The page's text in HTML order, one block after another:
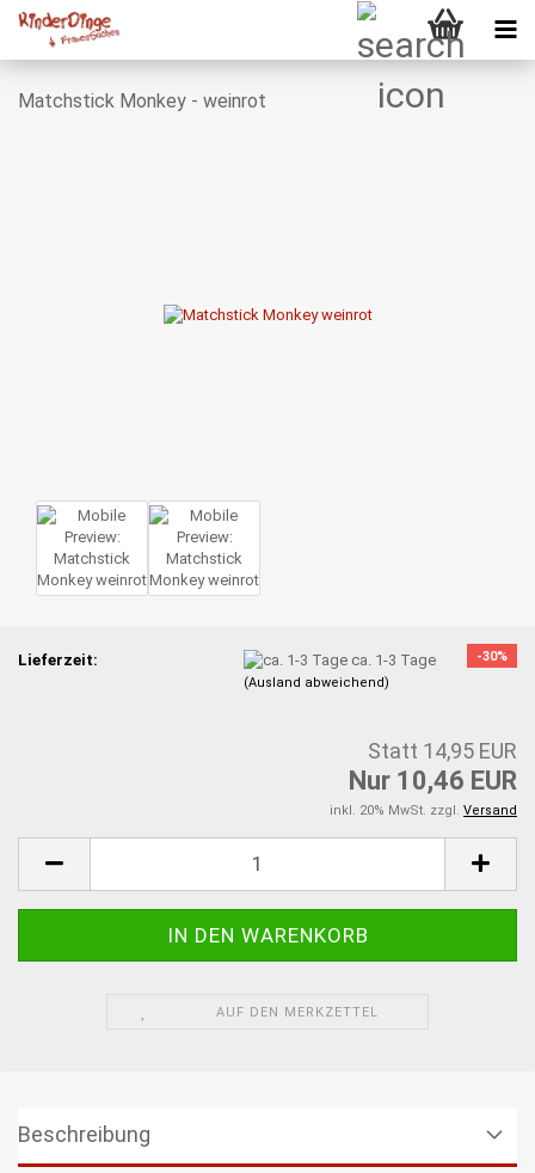
Matchstick Monkey - weinrot
-30%
Lieferzeit: ca. 1-3 Tage
(Ausland abweichend)
Statt 14,95 EUR
Nur 10,46 EUR
inkl. 20% MwSt. zzgl. Versand
AUF DEN MERKZETTEL
Beschreibung